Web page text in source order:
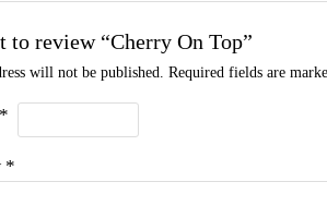
to review “Cherry On Top”
will not be published. Required fields are
*
*